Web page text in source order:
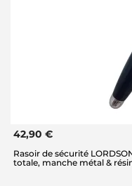
42,90 €
Rasoir de sécurité
totale, manche métal &